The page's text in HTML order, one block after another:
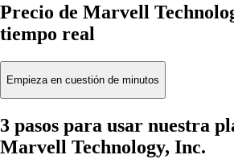
Precio de Marvell
tiempo real
Empieza en cuestión de minutos
3 pasos para usar nuestra
Marvell Technology, Inc.